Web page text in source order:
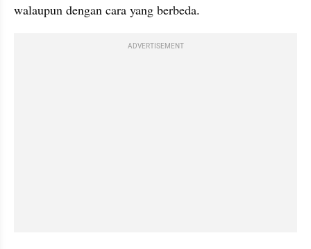
walaupun dengan cara yang berbeda.
ADVERTISEMENT